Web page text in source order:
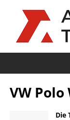
VW Polo
Die